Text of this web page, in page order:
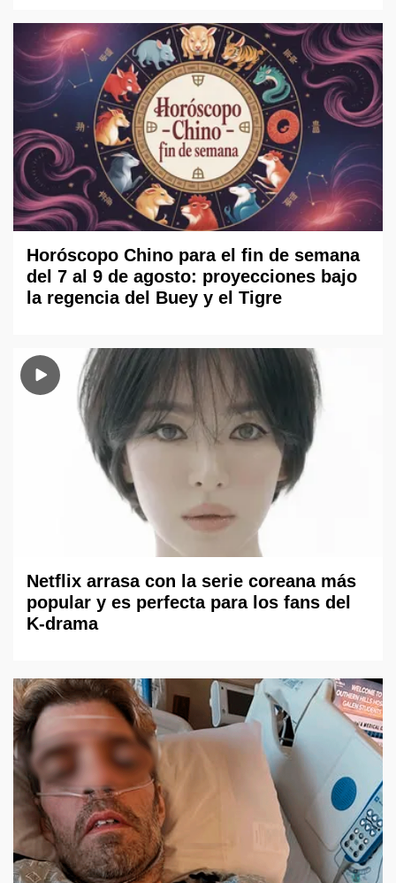
Horóscopo Chino para el fin de semana
del 7 al 9 de agosto: proyecciones bajo
la regencia del Buey y el Tigre
Netflix arrasa con la serie coreana más
popular y es perfecta para los fans del
K-drama